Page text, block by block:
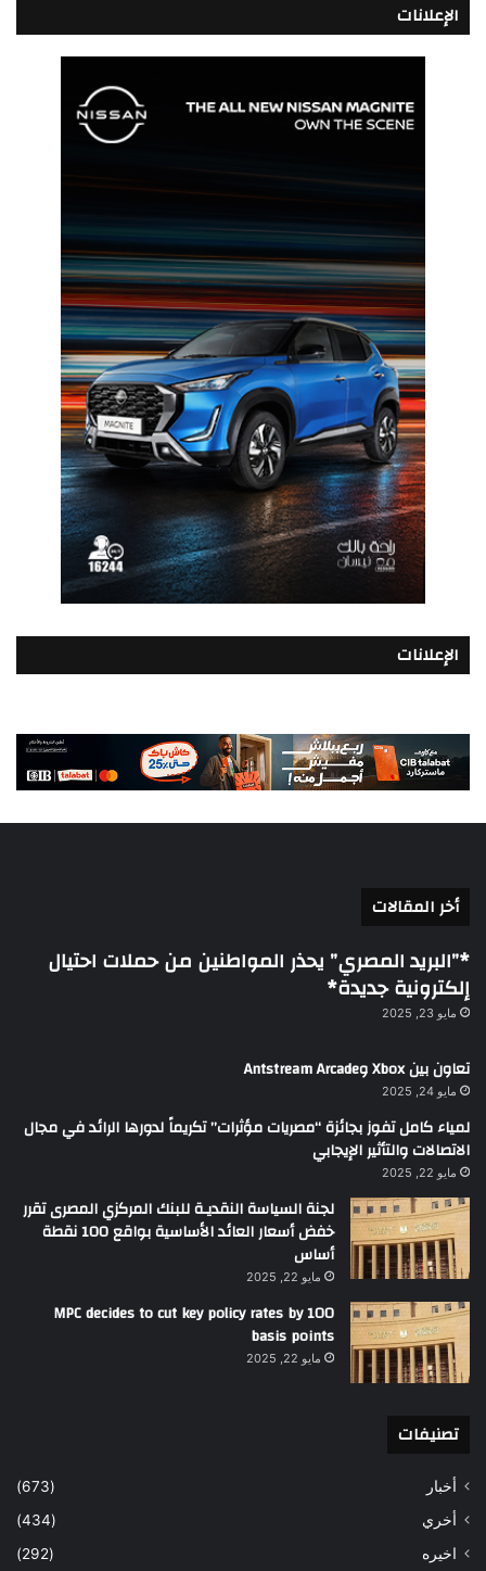
الإعلانات
الإعلانات
أخر المقالات
*”البريد المصري” يحذر المواطنين من حملات احتيال
إلكترونية جديدة*
مايو 23, 2025
تعاون بين Xbox وAntstream Arcade
مايو 24, 2025
لمياء كامل تفوز بجائزة “مصريات مؤثرات” تكريماً لدورها الرائد في مجال
الاتصالات والتأثير الإيجابي
مايو 22, 2025
لجنة السياسة النقديـة للبنك المركزي المصرى تقرر
خفض أسعار العائد الأساسية بواقع 100 نقطة
أساس
مايو 22, 2025
MPC decides to cut key policy rates by 100
basis points
مايو 22, 2025
تصنيفات
أخبار
(673)
أخري
(434)
اخيره
(292)